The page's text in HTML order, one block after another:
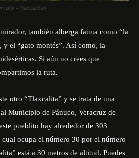
«Tlaxcalita»
también alberga fauna como “la
y el “gato montés”. Así como, la
Sí aún no crees que
la ruta.
otro “Tlaxcalita” y se trata de una
Municipio de Pánuco, Veracruz de
pueblito hay alrededor de 303
ocupa el número 30 por el número
está a 30 metros de altitud. Puedes